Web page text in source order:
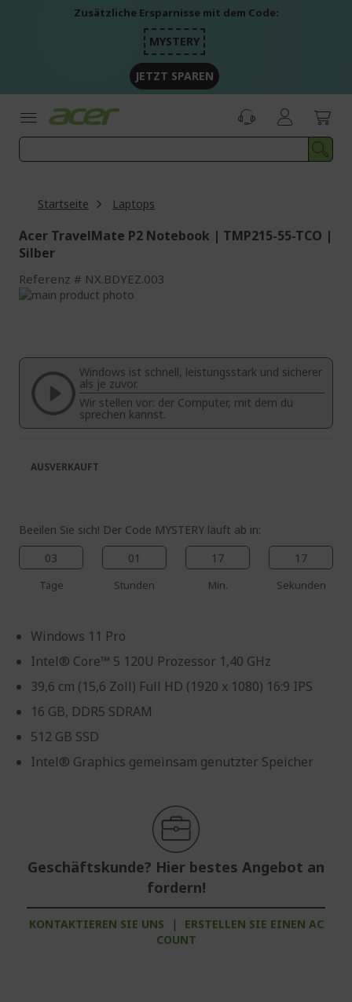
Zusätzliche Ersparnisse mit dem Code:
MYSTERY
JETZT SPAREN
Startseite Laptops
Acer TravelMate P2 Notebook | TMP215-55-TCO |
Silber
Referenz NX.BDYEZ.003
Zum
springen
Bildgalerie
springen
Windows ist schnell, leistungsstark und sicherer
als je zuvor.
Wir stellen vor: der Computer, mit dem du
sprechen kannst.
Beeilen Sie sich! Der Code MYSTERY läuft ab in:
03
Tage
01
Stunden
17
Min.
17
Sekunden
Windows 11 Pro
Intel® Core™ 5 120U Prozessor 1,40 GHz
39,6 cm (15,6 Zoll) Full HD (1920 x 1080) 16:9 IPS
16 GB, DDR5 SDRAM
512 GB SSD
Intel® Graphics gemeinsam genutzter Speicher
Geschäftskunde? Hier bestes Angebot an
fordern!
KONTAKTIEREN SIE UNS |
ERSTELLEN SIE EINEN AC
COUNT
AUSVERKAUFT